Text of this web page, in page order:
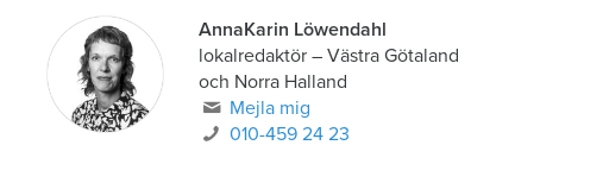
AnnaKarin Löwendahl
lokalredaktör– Västra Götaland
och Norra Halland
Mejla mig
010-459 24 23